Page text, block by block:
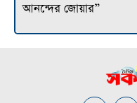
আনন্দের জোয়ার”